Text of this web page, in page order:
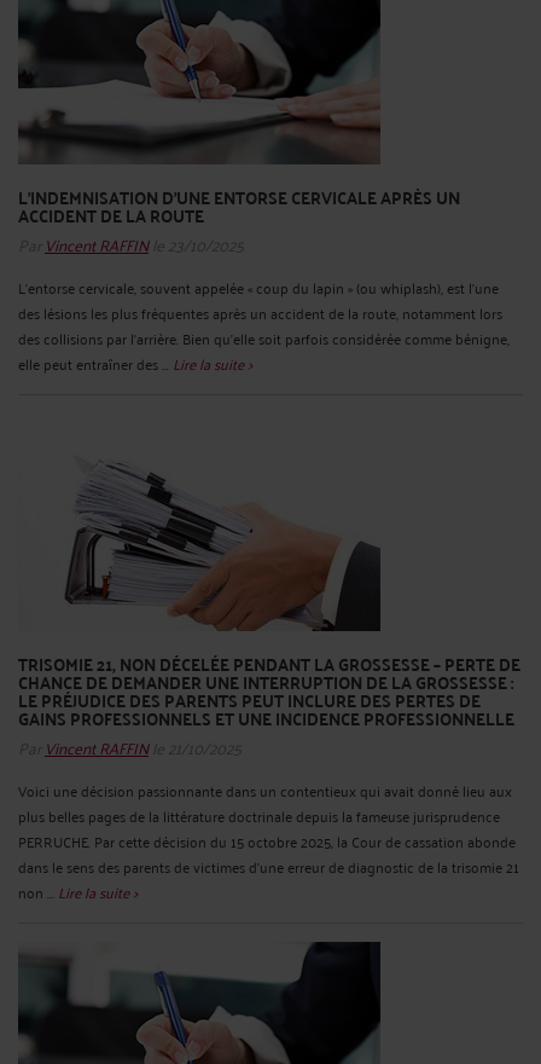
L’INDEMNISATION D’UNE ENTORSE CERVICALE APRÈS UN
ACCIDENT DE LA ROUTE
Par Vincent RAFFINle 23/10/2025
L’entorse cervicale, souvent appelée « coup du lapin » (ou whiplash), est l’une
des lésions les plus fréquentes après un accident de la route, notamment lors
des collisions par l’arrière. Bien qu’elle soit parfois considérée comme bénigne,
elle peut entraîner des ... Lire la suite >
TRISOMIE 21, NON DÉCELÉE PENDANT LA GROSSESSE – PERTE DE
CHANCE DE DEMANDER UNE INTERRUPTION DE LA GROSSESSE :
LE PRÉJUDICE DES PARENTS PEUT INCLURE DES PERTES DE
GAINS PROFESSIONNELS ET UNE INCIDENCE PROFESSIONNELLE
Par Vincent RAFFINle 21/10/2025
Voici une décision passionnante dans un contentieux qui avait donné lieu aux
plus belles pages de la littérature doctrinale depuis la fameuse jurisprudence
PERRUCHE. Par cette décision du 15 octobre 2025, la Cour de cassation abonde
dans le sens des parents de victimes d’une erreur de diagnostic de la trisomie 21
non ... Lire la suite >